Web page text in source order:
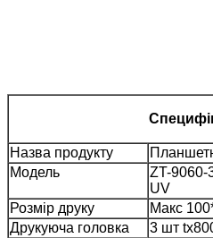
Назва продукту
Модель
ZT-9060-
UV
Розмір друку
Макс
Друкуюча головка
3 шт